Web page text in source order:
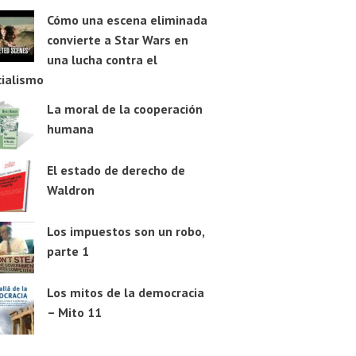
Cómo una escena eliminada
convierte a Star Wars en
una lucha contra el
La moral de la cooperación
humana
El estado de derecho de
Waldron
Los impuestos son un robo,
parte 1
Los mitos de la democracia
– Mito 11